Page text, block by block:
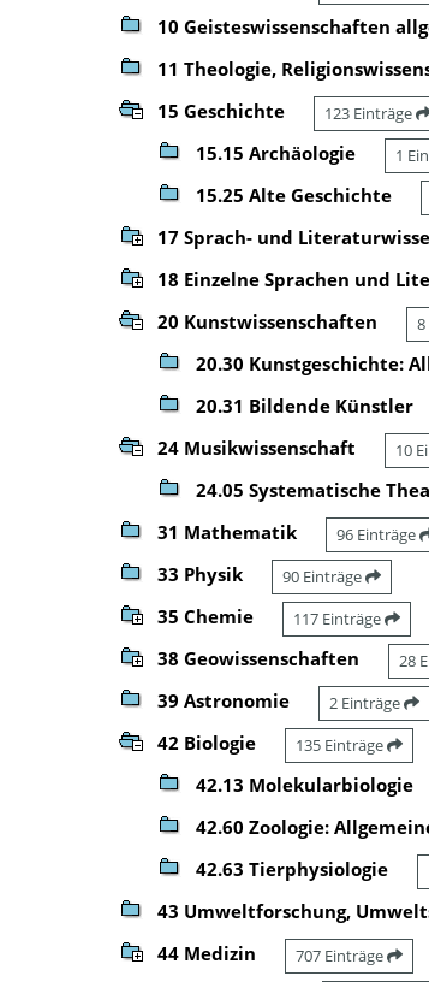
10 Geisteswissenschaften
11 Theologie,
15 Geschichte 123 Einträge
15.15 Archäologie 1
15.25 Alte Geschichte
17 Sprach- und
18 Einzelne Sprachen und
20 Kunstwissenschaften 8
20.30 Kunstgeschichte:
20.31 Bildende Künstler
24 Musikwissenschaft 10
24.05 Systematische
31 Mathematik 96 Einträge
33 Physik 90 Einträge
35 Chemie 117 Einträge
38 Geowissenschaften 28
39 Astronomie 2 Einträge
42 Biologie 135 Einträge
42.13 Molekularbiologie
42.60 Zoologie:
42.63 Tierphysiologie
43 Umweltforschung,
44 Medizin 707 Einträge